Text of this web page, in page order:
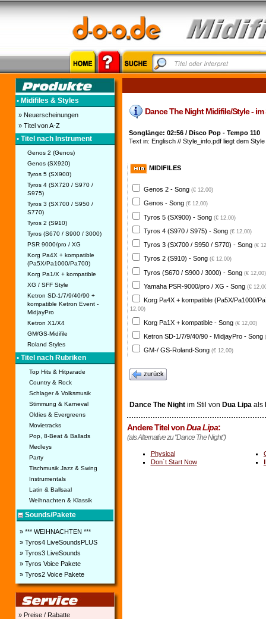
• Midifiles & Styles
» Neuerscheinungen
» Titel von A-Z
• Titel nach Instrument
Genos 2 (Genos)
Genos (SX920)
Tyros 5 (SX900)
Tyros 4 (SX720 / S970 /
S975)
Tyros 3 (SX700 / S950 /
S770)
Tyros 2 (S910)
Tyros (S670 / S900 / 3000)
PSR 9000/pro / XG
Korg Pa4X + kompatible
(Pa5X/Pa1000/Pa700)
Korg Pa1/X + kompatible
XG / SFF Style
Ketron SD-1/7/9/40/90 +
kompatible Ketron Event -
MidjayPro
Ketron X1/X4
GM/GS-Midifile
Roland Styles
• Titel nach Rubriken
Top Hits & Hitparade
Country & Rock
Schlager & Volksmusik
Stimmung & Karneval
Oldies & Evergreens
Movietracks
Pop, 8-Beat & Ballads
Medleys
Party
Tischmusik Jazz & Swing
Instrumentals
Latin & Ballsaal
Weihnachten & Klassik
Sounds/Pakete
» *** WEIHNACHTEN ***
» Tyros4 LiveSoundsPLUS
» Tyros3 LiveSounds
» Tyros Voice Pakete
» Tyros2 Voice Pakete
» Preise / Rabatte
Dance The Night Midifile/Style -
Songlänge: 02:56 / Disco Pop - Tempo 110
Text in: Englisch // Style_info.pdf liegt dem Style
MIDIFILES
Genos 2 - Song (€ 12,00)
Genos - Song (€ 12,00)
Tyros 5 (SX900) - Song (€ 12,00)
Tyros 4 (S970 / S975) - Song (€ 12,00)
Tyros 3 (SX700 / S950 / S770) - Song (€
Tyros 2 (S910) - Song (€ 12,00)
Tyros (S670 / S900 / 3000) - Song (€ 12,00)
Yamaha PSR-9000/pro / XG - Song (€
Korg Pa4X + kompatible (Pa5X/Pa1000/
12,00)
Korg Pa1X + kompatible - Song (€ 12,00)
Ketron SD-1/7/9/40/90 - MidjayPro - Song
GM-/ GS-Roland-Song (€ 12,00)
zurück
Dance The Nightim Stil von Dua Lipaals
Andere Titel vonDua Lipa:
(als Alternative zu "Dance The Night")
Physical
Don´t Start Now